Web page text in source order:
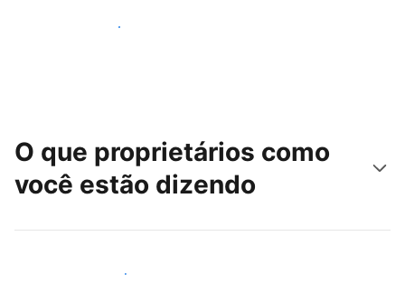
Alcançar novos hóspedes
O que proprietários como
você estão dizendo
Junte-se a outros anfitriões